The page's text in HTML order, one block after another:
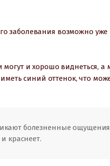
заболевания возможно уже
и хорошо виднеться, а
синий оттенок, что
болезненные
краснеет.